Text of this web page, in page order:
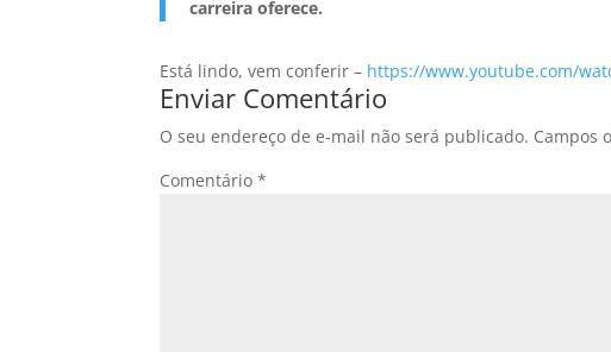
carreira oferece.
Está lindo, vem conferir – https://www.youtube.com/
Enviar Comentário
O seu endereço de e-mail não será publicado. Campos
Comentário*